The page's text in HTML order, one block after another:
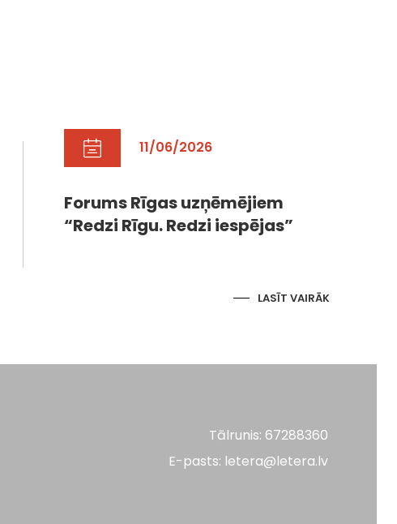
11/06/2026
Forums Rīgas uzņēmējiem
“Redzi Rīgu. Redzi iespējas”
LASĪT VAIRĀK
Tālrunis: 67288360
E-pasts: letera@letera.lv